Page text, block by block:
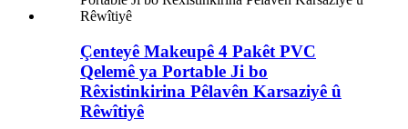
Çenteyê Makeupê 4 Pakêt PVC
Qelemê ya Portable Ji bo
Rêxistinkirina Pêlavên Karsaziyê û
Rêwîtiyê